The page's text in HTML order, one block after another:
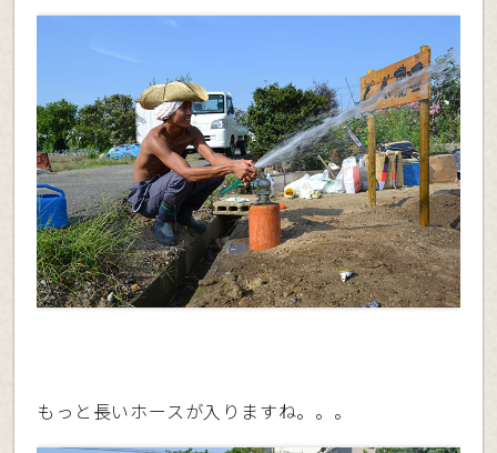
もっと長いホースが入りますね。。。